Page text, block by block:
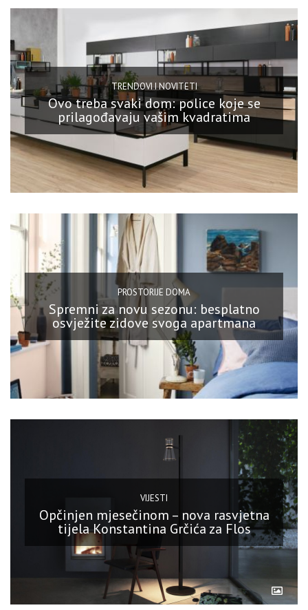
TRENDOVI I NOVITETI
Ovo treba svaki dom: police koje se
prilagođavaju vašim kvadratima
PROSTORIJE DOMA
Spremni za novu sezonu: besplatno
osvježite zidove svoga apartmana
VIJESTI
Opčinjen mjesečinom – nova rasvjetna
tijela Konstantina Grčića za Flos